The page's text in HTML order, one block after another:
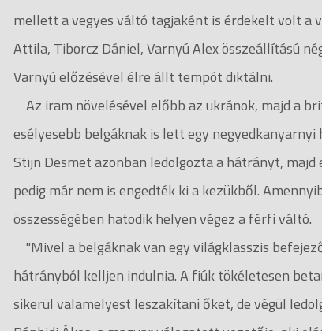
mellett a vegyes váltó tagjaként is érdekelt volt a
Attila, Tiborcz Dániel, Varnyú Alex összeállítású
Varnyú előzésével élre állt tempót diktálni.
Az iram növelésével előbb az ukránok, majd a
esélyesebb belgáknak is lett egy
Stijn Desmet azonban ledolgozta a hátrányt,
pedig már nem is engedték ki a kezükből.
összességében hatodik helyen végez a férfi váltó.
"Mivel a belgáknak van egy világklasszis
hátrányból kelljen indulnia. A fiúk tökéletesen
sikerül valamelyest leszakítani őket, de végül